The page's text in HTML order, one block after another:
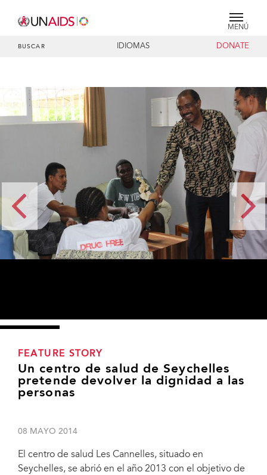
MENÚ
BUSCAR IDIOMAS DONATE
FEATURE STORY
Un centro de salud de Seychelles
pretende devolver la dignidad a las
personas
08 MAYO 2014
El centro de salud Les Cannelles, situado en
Seychelles, se abrió en el año 2013 con el objetivo de